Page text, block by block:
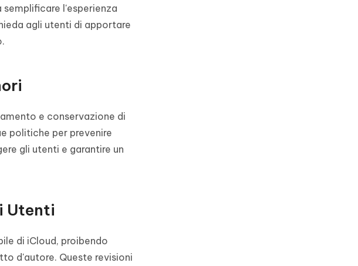
l'esperienza
agli utenti di apportare
e conservazione di
politiche per prevenire
gli utenti e garantire un
Utenti
di iCloud, proibendo
d'autore. Queste revisioni